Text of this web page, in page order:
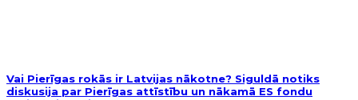
Vai Pierīgas rokās ir Latvijas nākotne? Siguldā notiks
diskusija par Pierīgas attīstību un nākamā ES fondu